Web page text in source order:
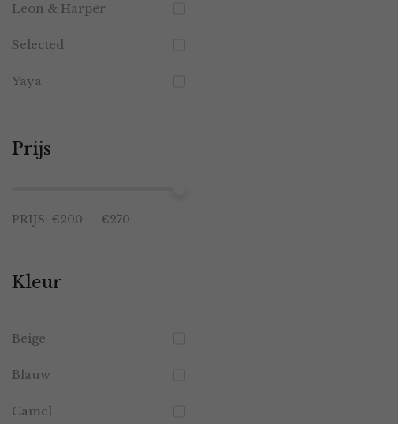
Leon & Harper
Selected
Yaya
Prijs
PRIJS: €200 — €270
Kleur
Beige
Blauw
Camel